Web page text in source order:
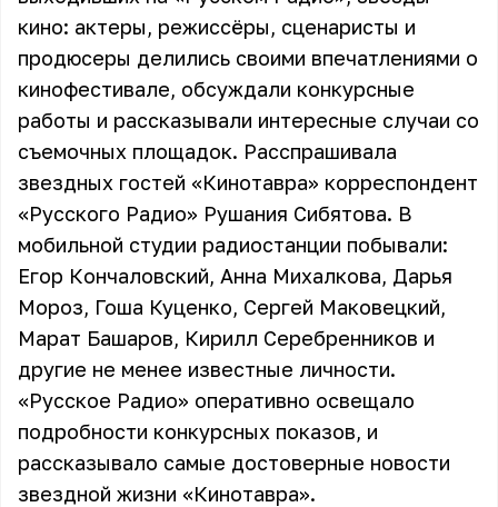
кино: актеры, режиссёры, сценаристы и
продюсеры делились своими впечатлениями о
кинофестивале, обсуждали конкурсные
работы и рассказывали интересные случаи со
съемочных площадок. Расспрашивала
звездных гостей «Кинотавра» корреспондент
«Русского Радио» Рушания Сибятова. В
мобильной студии радиостанции побывали:
Егор Кончаловский, Анна Михалкова, Дарья
Мороз, Гоша Куценко, Сергей Маковецкий,
Марат Башаров, Кирилл Серебренников и
другие не менее известные личности.
«Русское Радио» оперативно освещало
подробности конкурсных показов, и
рассказывало самые достоверные новости
звездной жизни «Кинотавра».